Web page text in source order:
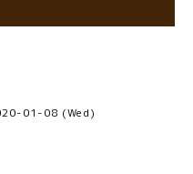
01-08 (Wed)